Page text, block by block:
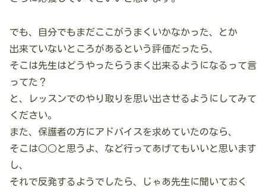
でも、自分でもまだここがうまくいかなかった、とか
出来ていないところがあるという評価だったら、
そこは先生はどうやったらうまく出来るようになるって言
ってた？
と、レッスンでのやり取りを思い出させるようにしてみて
ください。
また、保護者の方にアドバイスを求めていたのなら、
そこは○○と思うよ、など行ってあげてもいいと思います
し、
それで反発するようでしたら、じゃあ先生に聞いておく